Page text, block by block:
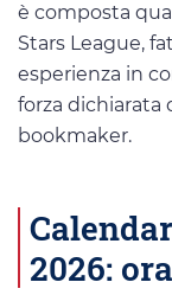
è composta
Stars League,
esperienza in
forza dichiarata
bookmaker.
2026: